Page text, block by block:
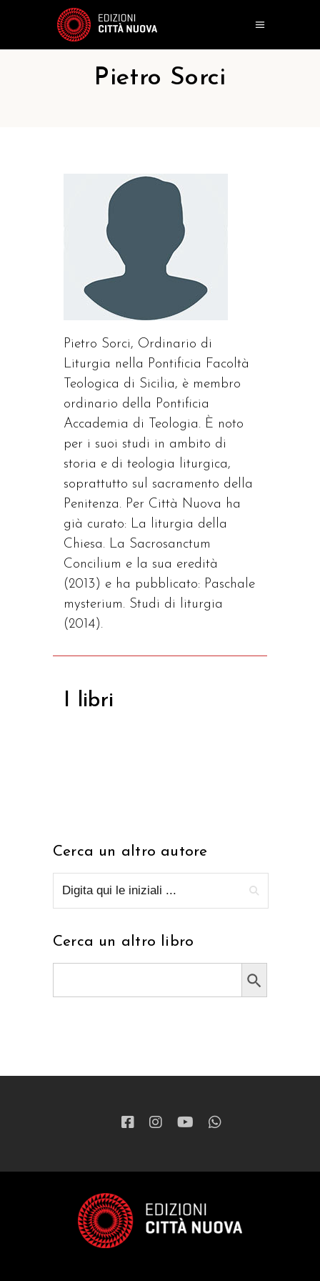
Pietro Sorci
Pietro Sorci, Ordinario di
Liturgia nella Pontificia Facoltà
Teologica di Sicilia, è membro
ordinario della Pontificia
Accademia di Teologia. È noto
per i suoi studi in ambito di
storia e di teologia liturgica,
soprattutto sul sacramento della
Penitenza. Per Città Nuova ha
già curato: La liturgia della
Chiesa. La Sacrosanctum
Concilium e la sua eredità
(2013) e ha pubblicato: Paschale
mysterium. Studi di liturgia
(2014).
I libri
Cerca un altro autore
Cerca un altro libro
Search Button